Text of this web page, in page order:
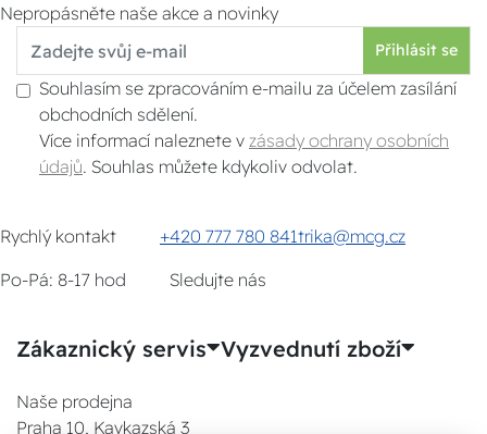
Nepropásněte naše akce a novinky
Přihlásit se
Souhlasím se zpracováním e-mailu za účelem zasílání
obchodních sdělení.
Více informací naleznete v zásady ochrany osobních
údajů . Souhlas můžete kdykoliv odvolat.
Rychlý kontakt +420 777 780 841trika@mcg.cz
Po-Pá: 8-17 hod
Sledujte nás
Zákaznický servis Vyzvednutí zboží
Naše prodejna
Praha 10, Kavkazská 3